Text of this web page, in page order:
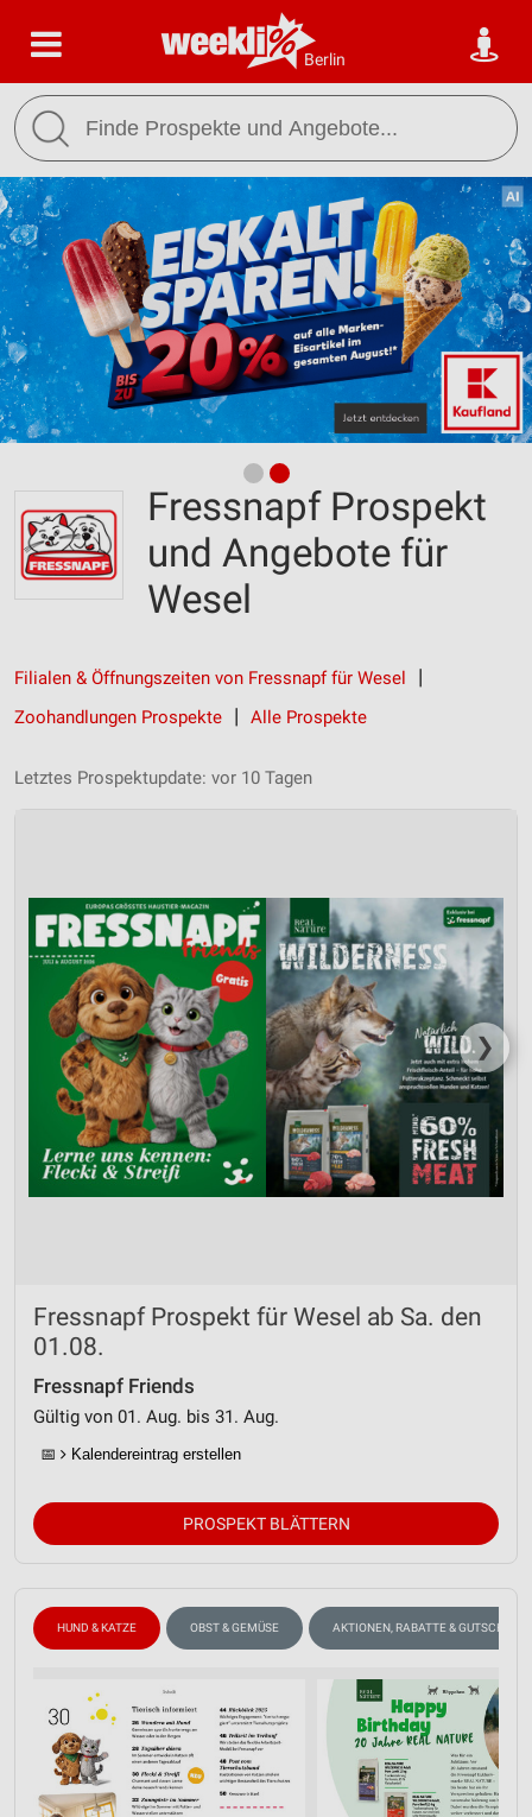
Berlin
Fressnapf Prospekt
und Angebote für
Wesel
Filialen & Öffnungszeiten von Fressnapf für Wesel
Zoohandlungen Prospekte
Alle Prospekte
Letztes Prospektupdate: vor 10 Tagen
❯
Fressnapf Prospekt für Wesel ab Sa. den
01.08.
Fressnapf Friends
Gültig von 01. Aug. bis 31. Aug.
📅 Kalendereintrag erstellen
PROSPEKT BLÄTTERN
HUND & KATZE OBST & GEMÜSE AKTIONEN, RABATTE & GUTSCHEINE